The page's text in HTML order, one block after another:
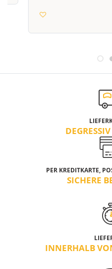
PER KREDITKARTE,
SICHERE
INNERHALB